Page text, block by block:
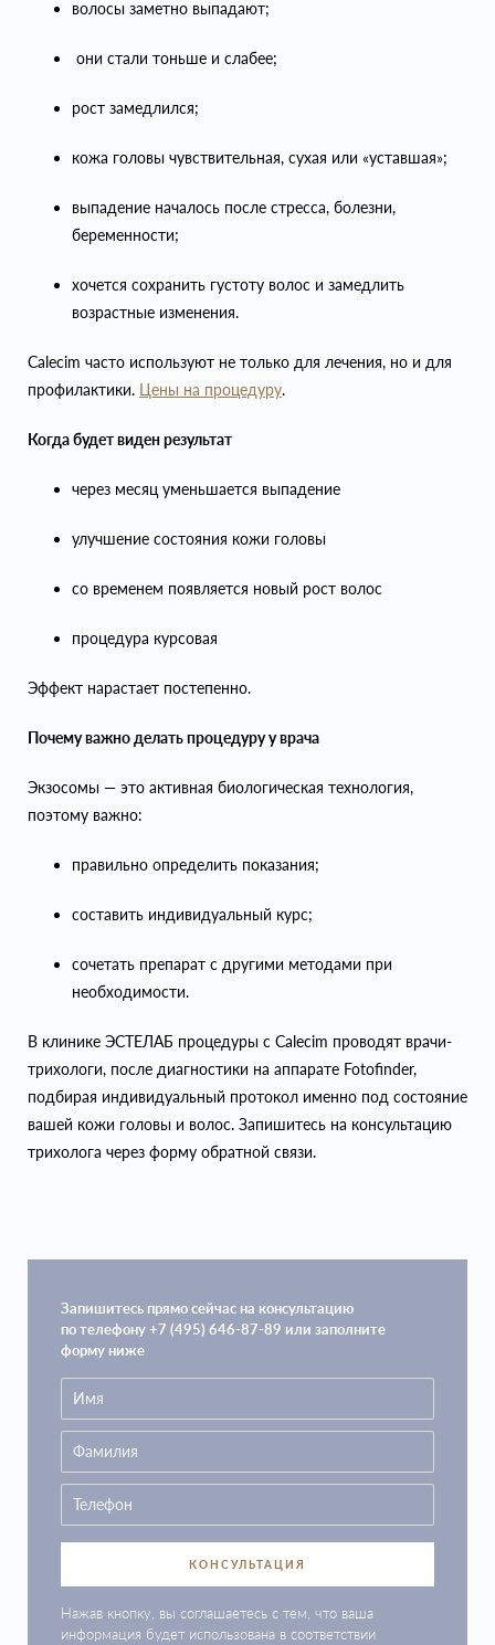
волосы заметно выпадают;
они стали тоньше и слабее;
рост замедлился;
кожа головы чувствительная, сухая или «уставшая»;
выпадение началось после стресса, болезни,
беременности;
хочется сохранить густоту волос и замедлить
возрастные изменения.
Calecim часто используют не только для лечения, но и для
профилактики. Цены на процедуру.
Когда будет виден результат
через месяц уменьшается выпадение
улучшение состояния кожи головы
со временем появляется новый рост волос
процедура курсовая
Эффект нарастает постепенно.
Почему важно делать процедуру у врача
Экзосомы — это активная биологическая технология,
поэтому важно:
правильно определить показания;
составить индивидуальный курс;
сочетать препарат с другими методами при
необходимости.
В клинике ЭСТЕЛАБ процедуры с Calecim проводят врачи-
трихологи, после диагностики на аппарате Fotofinder,
подбирая индивидуальный протокол именно под состояние
вашей кожи головы и волос. Запишитесь на консультацию
трихолога через форму обратной связи.
Запишитесь прямо сейчас на консультацию
по телефону +7 (495) 646-87-89 или заполните
форму ниже
КОНСУЛЬТАЦИЯ
Нажав кнопку, вы соглашаетесь с тем, что ваша
информация будет использована в соответствии